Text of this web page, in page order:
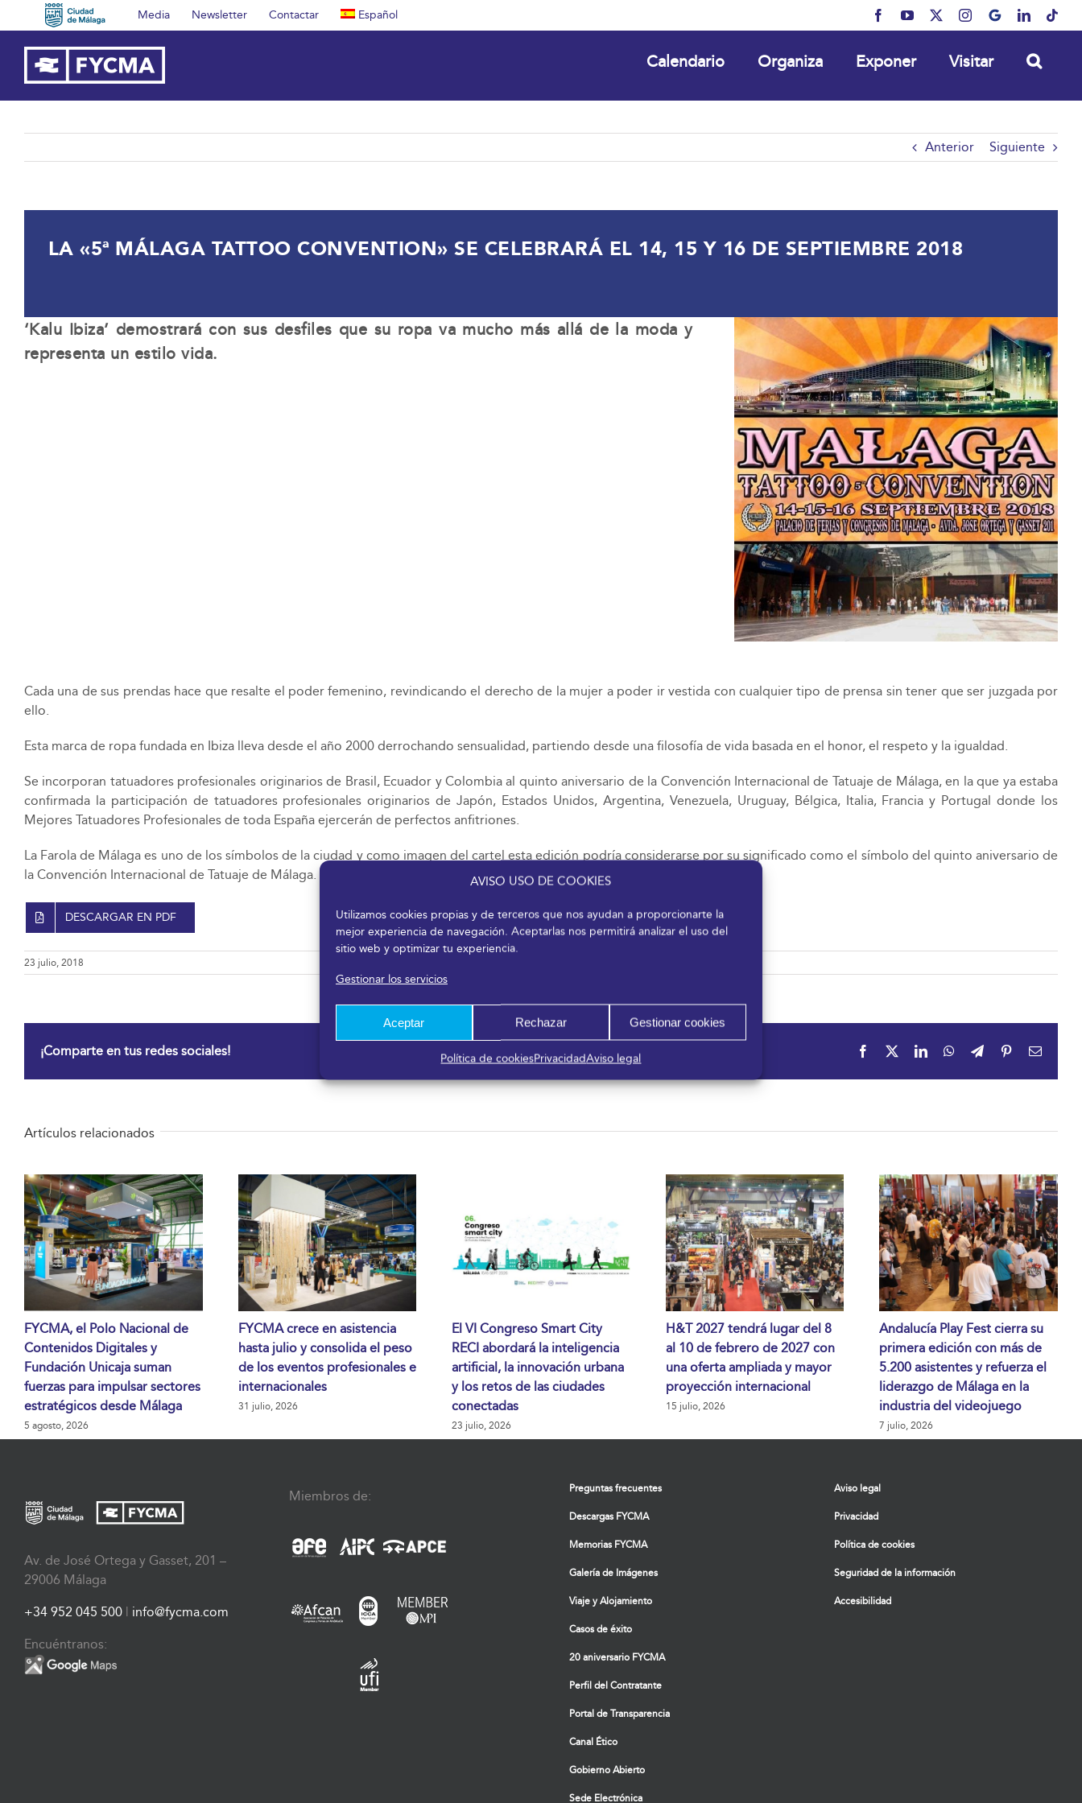
AVISO USO DE COOKIES
Utilizamos cookies propias y de terceros que nos ayudan a proporcionarte la
mejor experiencia de navegación. Aceptarlas nos permitirá analizar el uso del
sitio web y optimizar tu experiencia.
Gestionar los servicios
Aceptar Rechazar Gestionar cookies
Política de cookiesPrivacidadAviso legal
al
contenido
Media Newsletter Contactar Español FacebookYouTube Instagram
MyBusinessLinkedIn
Calendario Organiza Exponer Visitar
Anterior Siguiente
LA «5ª MÁLAGA TATTOO CONVENTION» SE CELEBRARÁ EL 14, 15 Y 16 DE SEPTIEMBRE 2018
‘Kalu Ibiza’ demostrará con sus desfiles que su ropa va mucho más allá de la moda y
representa un estilo vida.
Cada una de sus prendas hace que resalte el poder femenino, revindicando el derecho de la mujer a poder ir vestida con cualquier tipo de prensa sin tener que ser juzgada por
ello.
Esta marca de ropa fundada en Ibiza lleva desde el año 2000 derrochando sensualidad, partiendo desde una filosofía de vida basada en el honor, el respeto y la igualdad.
Se incorporan tatuadores profesionales originarios de Brasil, Ecuador y Colombia al quinto aniversario de la Convención Internacional de Tatuaje de Málaga, en la que ya estaba
confirmada la participación de tatuadores profesionales originarios de Japón, Estados Unidos, Argentina, Venezuela, Uruguay, Bélgica, Italia, Francia y Portugal donde los
Mejores Tatuadores Profesionales de toda España ejercerán de perfectos anfitriones.
La Farola de Málaga es uno de los símbolos de la ciudad y como imagen del cartel esta edición podría considerarse por su significado como el símbolo del quinto aniversario de
la Convención Internacional de Tatuaje de Málaga.
DESCARGAR EN PDF
23 julio, 2018
¡Comparte en tus redes sociales! Facebook LinkedInWhatsApp
TelegramPinterestCorreo
Artículos relacionados
FYCMA, el Polo Nacional de
Contenidos Digitales y
Fundación Unicaja suman
fuerzas para impulsar sectores
estratégicos desde Málaga
5 agosto, 2026
FYCMA crece en asistencia
hasta julio y consolida el peso
de los eventos profesionales e
internacionales
31 julio, 2026
El VI Congreso Smart City
RECI abordará la inteligencia
artificial, la innovación urbana
y los retos de las ciudades
conectadas
23 julio, 2026
H&T 2027 tendrá lugar del 8
al 10 de febrero de 2027 con
una oferta ampliada y mayor
proyección internacional
15 julio, 2026
Andalucía Play Fest cierra su
primera edición con más de
5.200 asistentes y refuerza el
liderazgo de Málaga en la
industria del videojuego
7 julio, 2026
Av. de José Ortega y Gasset, 201 –
29006 Málaga
+34 952 045 500 | info@fycma.com
Encuéntranos:
Miembros de: Preguntas frecuentes
Descargas FYCMA
Memorias FYCMA
Galería de Imágenes
Viaje y Alojamiento
Casos de éxito
20 aniversario FYCMA
Perfil del Contratante
Portal de Transparencia
Canal Ético
Gobierno Abierto
Sede Electrónica
Aviso legal
Privacidad
Política de cookies
Seguridad de la información
Accesibilidad